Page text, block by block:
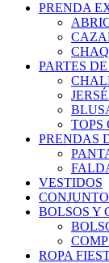
PRENDA
PARTES
TOPS
PRENDAS
VESTIDOS
BOLSOS Y
ROPA